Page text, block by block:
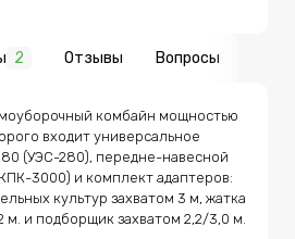
4,2 м. и подборщик захватом
универсальное
(УЭС-280), которое возможно
с другими
9 м, мульчером для
растительности, валковой
мощностью 290 л/с,
системой полного
необходимую
хода на любых скоростях,
важно на
2 Отзывы Вопросы
комбайн мощностью
входит универсальное
(УЭС-280), передне-навесной
3000) и комплект адаптеров:
культур захватом 3 м, жатка
м. и подборщик захватом 2,2/3,0 м.